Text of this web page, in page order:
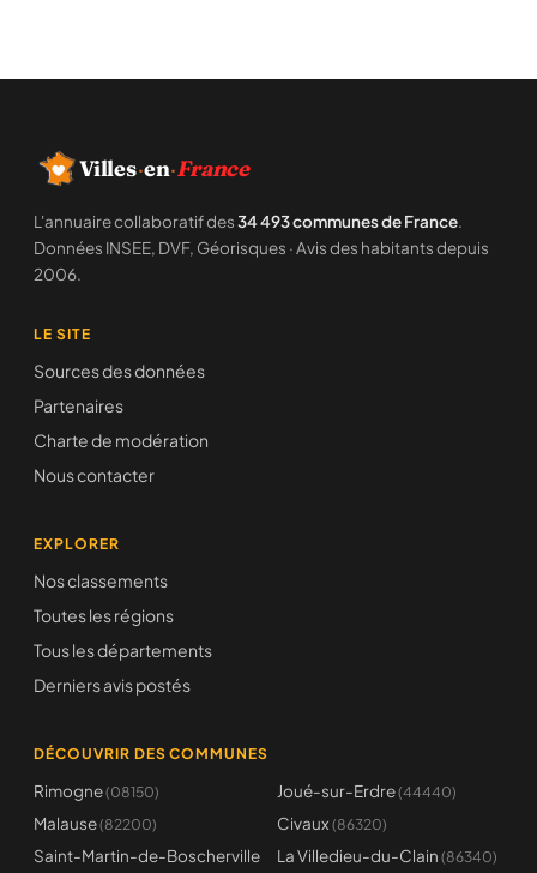
Villes·en·France
L'annuaire collaboratif des34 493 communes de France.
Données INSEE, DVF, Géorisques · Avis des habitants depuis
2006.
LE SITE
Sources des données
Partenaires
Charte de modération
Nous contacter
EXPLORER
Nos classements
Toutes les régions
Tous les départements
Derniers avis postés
DÉCOUVRIR DES COMMUNES
Rimogne(08150) Joué-sur-Erdre(44440)
Malause(82200) Civaux (86320)
Saint-Martin-de-Boscherville La Villedieu-du-Clain (86340)